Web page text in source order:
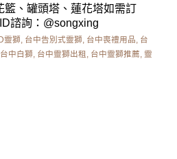
籃、罐頭塔、蓮花塔如需訂
諮詢： @songxing
靈獅 台中告別式靈獅 台中喪禮用品
台
台中白獅 台中靈獅出租 台中靈獅推薦
靈